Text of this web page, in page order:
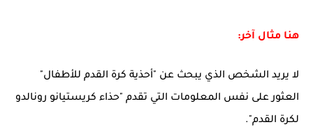
هنا مثال آخر:
لا يريد الشخص الذي يبحث عن "أحذية كرة القدم للأطفال"
العثور على نفس المعلومات التي تقدم "حذاء كريستيانو رونالدو
لكرة القدم".